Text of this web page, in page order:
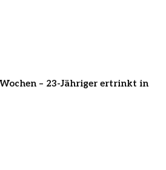
– 23-Jähriger ertrinkt in